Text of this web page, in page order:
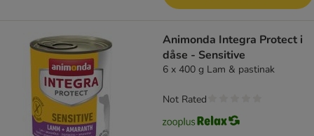
Animonda Integra Protect i
dåse - Sensitive
6 x 400 g Lam & pastinak
Not Rated